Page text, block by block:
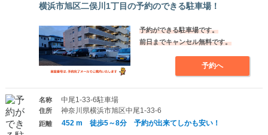
横浜市旭区二俣川1丁目の予約のできる駐車場！
予約ができる駐車場です。
前日までキャンセル無料です。
予約へ
名称 中尾1-33-6駐車場
住所 神奈川県横浜市旭区中尾1-33-6
距離 452 m 徒歩5～8分 予約が出来てしかも安い！